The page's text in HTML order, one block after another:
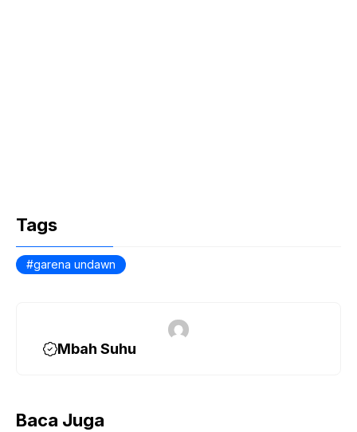
Tags
garena undawn
Mbah Suhu
Baca Juga